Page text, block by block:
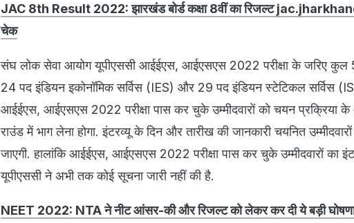
JAC 8th Result 2022: झारखंड बोर्ड कक्षा 8वीं का रिजल्ट
चेक
संघ लोक सेवा आयोग यूपीएससी आईईएस, आईएसएस 2022 परीक्षा के जरिए कुल
24 पद इंडियन इकोनॉमिक सर्विस (IES) और 29 पद इंडियन स्टेटिकल सर्विस
आईईएस, आईएसएस 2022 परीक्षा पास कर चुके उम्मीदवारों को चयन प्रक्रिया
राउंड में भाग लेना होगा. इंटरव्यू के दिन और तारीख की जानकारी चयनित
जाएगी. हालांकि आईईएस, आईएसएस 2022 परीक्षा पास कर चुके उम्मीदवारों का
यूपीएससी ने अभी तक कोई सूचना जारी नहीं की है.
NEET 2022: NTA ने नीट आंसर-की और रिजल्ट को लेकर कर दी ये बड़ी